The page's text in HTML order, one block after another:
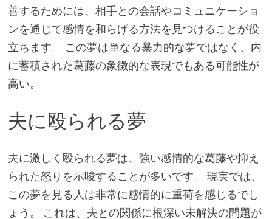
善するためには、相手との会話やコミュニケーショ
ンを通じて感情を和らげる方法を見つけることが役
立ちます。 この夢は単なる暴力的な夢ではなく、内
に蓄積された葛藤の象徴的な表現でもある可能性が
高い。
夫に殴られる夢
夫に激しく殴られる夢は、強い感情的な葛藤や抑え
られた怒りを示唆することが多いです。 現実では、
この夢を見る人は非常に感情的に重荷を感じるでし
ょう。 これは、夫との関係に根深い未解決の問題が